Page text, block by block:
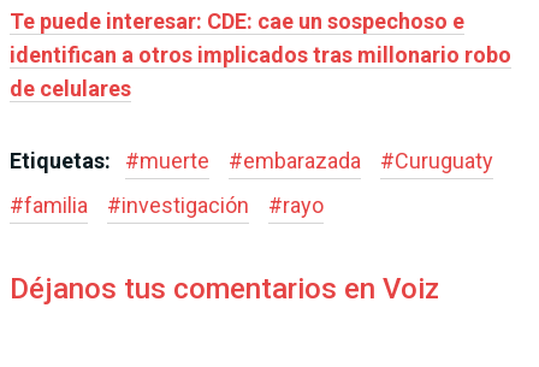
Te puede interesar: CDE: cae un sospechoso e
identifican a otros implicados tras millonario robo
de celulares
Etiquetas: #muerte #embarazada #Curuguaty
#familia #investigación #rayo
Déjanos tus comentarios en Voiz